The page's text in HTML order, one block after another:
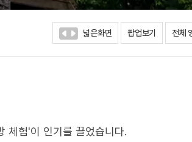
넓은화면 팝업보기 전체
체험'이 인기를 끌었습니다.